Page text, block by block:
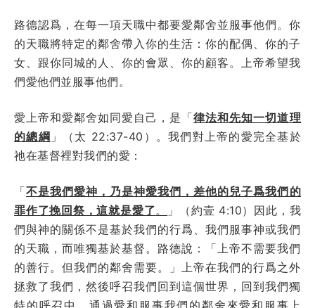
路德認爲，在每一項天職中都要愛鄰舍並服事他們。你
的天職將特定的鄰舍帶入你的生活：你的配偶、你的子
女、跟你同城的人、你的會眾、你的顧客。上帝希望我
們愛他們並服事他們。
愛上帝和愛鄰舍如同愛自己，是「律法和先知一切道理
的總綱 」（太 22:37-40）。我們對上帝的愛完全基於
祂在基督裡對我們的愛：
「不是我們愛神，乃是神愛我們，差他的兒子爲我們的
罪作了挽回祭，這就是愛了。
」（約壹 4:10）因此，我
們與神的關係不是基於我們的行爲、我們服事神或我們
的天職，而唯獨基於基督。路德說：「上帝不需要我們
的善行。但我們的鄰舍需要。」上帝在我們的行爲之外
拯救了我們，然後呼召我們回到這個世界，回到我們獨
特的呼召中，通過愛和服事我們的鄰舍來愛和服事上